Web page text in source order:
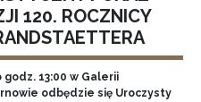
120. ROCZNICY
13:00 w Galerii
odbędzie się Uroczysty